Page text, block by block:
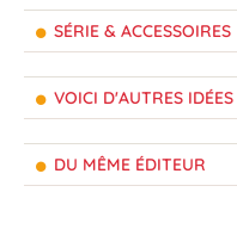
SÉRIE & ACCESSOIRES
VOICI D'AUTRES IDÉES
DU MÊME ÉDITEUR